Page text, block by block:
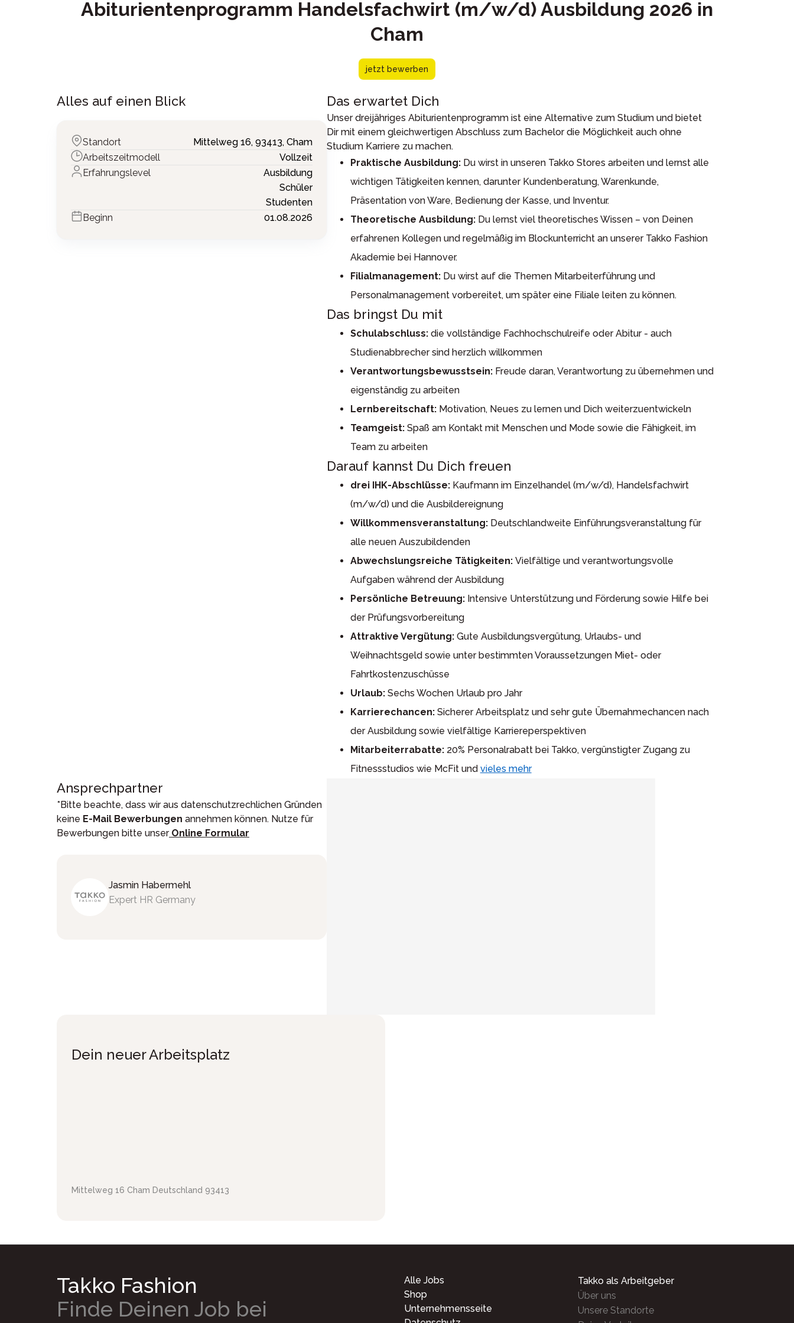
Abiturientenprogramm Handelsfachwirt (m/w/d) Ausbildung 2026 in
Cham
jetzt bewerben
Alles auf einen Blick
Standort Mittelweg 16, 93413, Cham
Arbeitszeitmodell
Vollzeit
Erfahrungslevel
Ausbildung
Schüler
Studenten
Beginn
01.08.2026
Das erwartet Dich
Unser dreijähriges Abiturientenprogramm ist eine Alternative zum Studium und bietet
Dir mit einem gleichwertigen Abschluss zum Bachelor die Möglichkeit auch ohne
Studium Karriere zu machen.
Praktische Ausbildung: Du wirst in unseren Takko Stores arbeiten und lernst alle
wichtigen Tätigkeiten kennen, darunter Kundenberatung, Warenkunde,
Präsentation von Ware, Bedienung der Kasse, und Inventur.
Theoretische Ausbildung:Du lernst viel theoretisches Wissen – von Deinen
erfahrenen Kollegen und regelmäßig im Blockunterricht an unserer Takko Fashion
Akademie bei Hannover.
Filialmanagement:Du wirst auf die Themen Mitarbeiterführung und
Personalmanagement vorbereitet, um später eine Filiale leiten zu können.
Das bringst Du mit
Schulabschluss:die vollständige Fachhochschulreife oder Abitur - auch
Studienabbrecher sind herzlich willkommen
Verantwortungsbewusstsein:Freude daran, Verantwortung zu übernehmen und
eigenständig zu arbeiten
Lernbereitschaft:Motivation, Neues zu lernen und Dich weiterzuentwickeln
Teamgeist:Spaß am Kontakt mit Menschen und Mode sowie die Fähigkeit, im
Team zu arbeiten
Darauf kannst Du Dich freuen
drei IHK-Abschlüsse:Kaufmann im Einzelhandel (m/w/d), Handelsfachwirt
(m/w/d) und die Ausbildereignung
Willkommensveranstaltung:Deutschlandweite Einführungsveranstaltung für
alle neuen Auszubildenden
Abwechslungsreiche Tätigkeiten:Vielfältige und verantwortungsvolle
Aufgaben während der Ausbildung
Persönliche Betreuung:Intensive Unterstützung und Förderung sowie Hilfe bei
der Prüfungsvorbereitung
Attraktive Vergütung:Gute Ausbildungsvergütung, Urlaubs- und
Weihnachtsgeld sowie unter bestimmten Voraussetzungen Miet- oder
Fahrtkostenzuschüsse
Urlaub:Sechs Wochen Urlaub pro Jahr
Karrierechancen:Sicherer Arbeitsplatz und sehr gute Übernahmechancen nach
der Ausbildung sowie vielfältige Karriereperspektiven
Mitarbeiterrabatte:20% Personalrabatt bei Takko, vergünstigter Zugang zu
Fitnessstudios wie McFit und vieles mehr
Ansprechpartner
*Bitte beachte, dass wir aus datenschutzrechlichen Gründen
keine E-Mail Bewerbungen annehmen können. Nutze für
Bewerbungen bitte unser Online Formular
Jasmin Habermehl
Expert HR Germany
Dein neuer Arbeitsplatz
Mittelweg 16 Cham Deutschland 93413
Takko Fashion
Finde Deinen Job bei
Alle Jobs
Shop
Unternehmensseite
Takko als Arbeitgeber
Über uns
Unsere Standorte